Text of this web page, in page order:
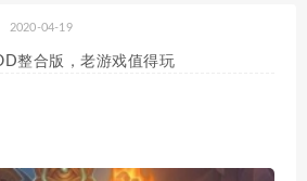
2020-04-19
整合版，老游戏值得玩